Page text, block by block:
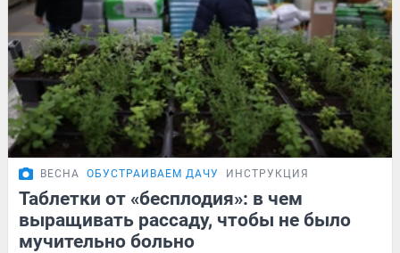
ВЕСНА ОБУСТРАИВАЕМ ДАЧУ ИНСТРУКЦИЯ
Таблетки от «бесплодия»: в чем
выращивать рассаду, чтобы не было
мучительно больно